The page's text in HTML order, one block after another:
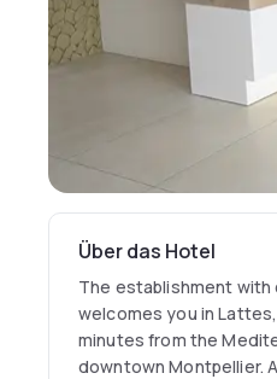
Über das Hotel
The establishment with
welcomes you in
minutes from the
downtown Montpellier.